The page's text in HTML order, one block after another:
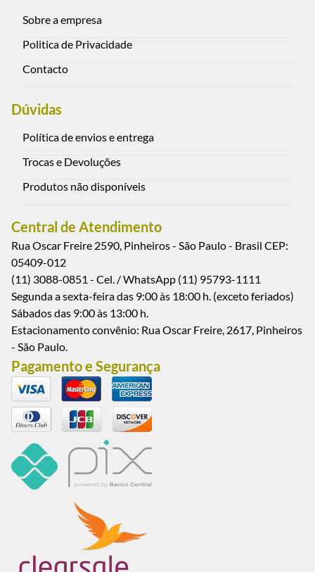
Sobre a empresa
Politica de Privacidade
Contacto
Dúvidas
Política de envios e entrega
Trocas e Devoluções
Produtos não disponíveis
Central de Atendimento
Rua Oscar Freire 2590, Pinheiros - São Paulo - Brasil CEP:
05409-012
(11) 3088-0851 - Cel. / WhatsApp (11) 95793-1111
Segunda a sexta-feira das 9:00 às 18:00 h. (exceto feriados)
Sábados das 9:00 às 13:00 h.
Estacionamento convênio: Rua Oscar Freire, 2617, Pinheiros
- São Paulo.
Pagamento e Segurança